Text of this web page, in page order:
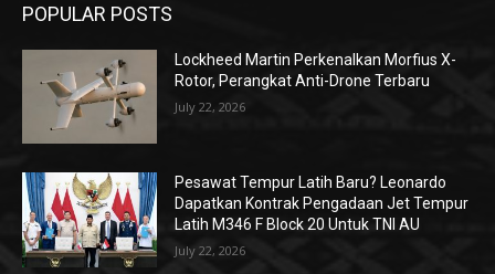
POPULAR POSTS
Lockheed Martin Perkenalkan Morfius X-
Rotor, Perangkat Anti-Drone Terbaru
July 22, 2026
Pesawat Tempur Latih Baru? Leonardo
Dapatkan Kontrak Pengadaan Jet Tempur
Latih M346 F Block 20 Untuk TNI AU
July 22, 2026